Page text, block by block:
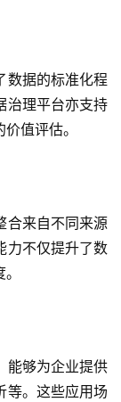
数据的标准化程
治理平台亦支持
值评估。
合来自不同来源
力不仅提升了数
能够为企业提供
等。这些应用场